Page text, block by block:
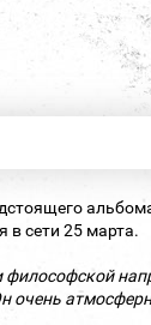
в сети 25 марта.
очень